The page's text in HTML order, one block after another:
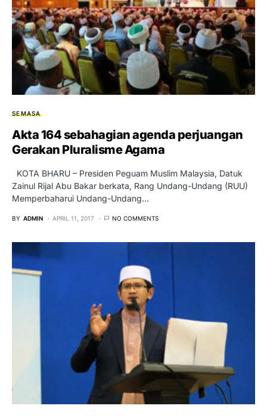
SEMASA
Akta 164 sebahagian agenda perjuangan
Gerakan Pluralisme Agama
KOTA BHARU – Presiden Peguam Muslim Malaysia, Datuk
Zainul Rijal Abu Bakar berkata, Rang Undang-Undang (RUU)
Memperbaharui Undang-Undang…
BY ADMIN APRIL 11, 2017 NO COMMENTS